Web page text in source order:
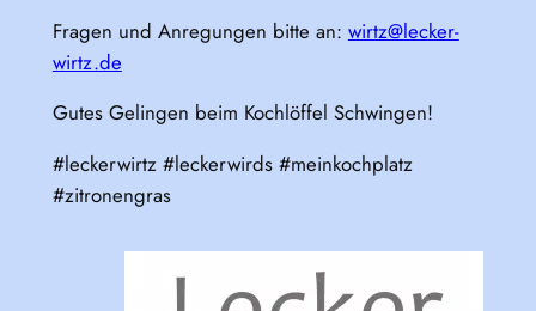
Fragen und Anregungen bitte an: wirtz@lecker-
wirtz.de
Gutes Gelingen beim Kochlöffel Schwingen!
#leckerwirtz #leckerwirds #meinkochplatz
#zitronengras